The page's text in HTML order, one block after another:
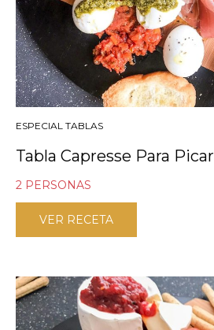
ESPECIAL TABLAS
Tabla Capresse Para Picar
2 PERSONAS
VER RECETA